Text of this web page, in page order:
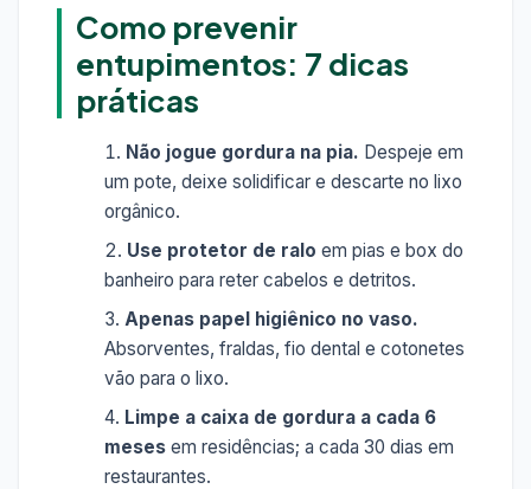
Como prevenir
entupimentos: 7 dicas
práticas
Não jogue gordura na pia. Despeje em
um pote, deixe solidificar e descarte no lixo
orgânico.
Use protetor de ralo em pias e box do
banheiro para reter cabelos e detritos.
Apenas papel higiênico no vaso.
Absorventes, fraldas, fio dental e cotonetes
vão para o lixo.
Limpe a caixa de gordura a cada 6
meses em residências; a cada 30 dias em
restaurantes.